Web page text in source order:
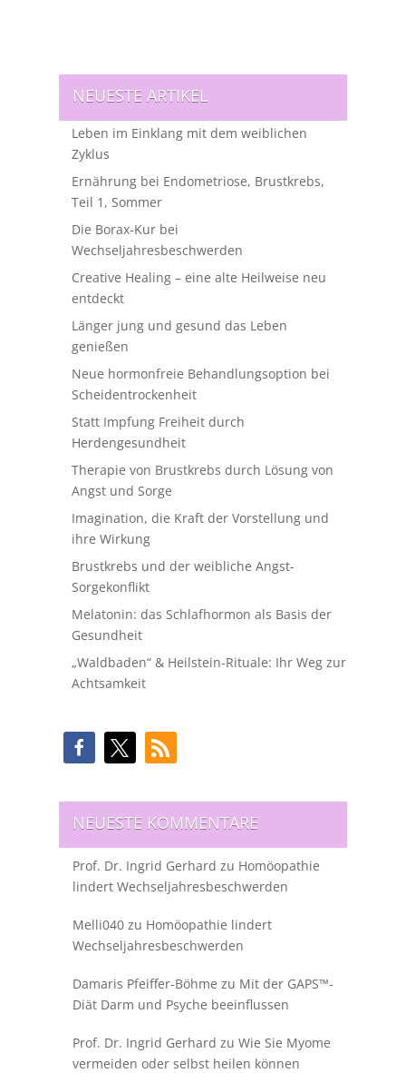
NEUESTE ARTIKEL
Leben im Einklang mit dem weiblichen
Zyklus
Ernährung bei Endometriose, Brustkrebs,
Teil 1, Sommer
Die Borax-Kur bei
Wechseljahresbeschwerden
Creative Healing – eine alte Heilweise neu
entdeckt
Länger jung und gesund das Leben
genießen
Neue hormonfreie Behandlungsoption bei
Scheidentrockenheit
Statt Impfung Freiheit durch
Herdengesundheit
Therapie von Brustkrebs durch Lösung von
Angst und Sorge
Imagination, die Kraft der Vorstellung und
ihre Wirkung
Brustkrebs und der weibliche Angst-
Sorgekonflikt
Melatonin: das Schlafhormon als Basis der
Gesundheit
„Waldbaden“ & Heilstein-Rituale: Ihr Weg zur
Achtsamkeit
NEUESTE KOMMENTARE
Prof. Dr. Ingrid Gerhard zu Homöopathie
lindert Wechseljahresbeschwerden
Melli040zu Homöopathie lindert
Wechseljahresbeschwerden
Damaris Pfeiffer-Böhme zu Mit der GAPS™-
Diät Darm und Psyche beeinflussen
Prof. Dr. Ingrid Gerhard zu Wie Sie Myome
vermeiden oder selbst heilen können